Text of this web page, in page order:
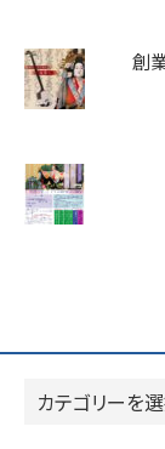
創
カ